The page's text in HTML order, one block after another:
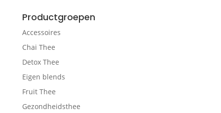
Productgroepen
Accessoires
Chai Thee
Detox Thee
Eigen blends
Fruit Thee
Gezondheidsthee